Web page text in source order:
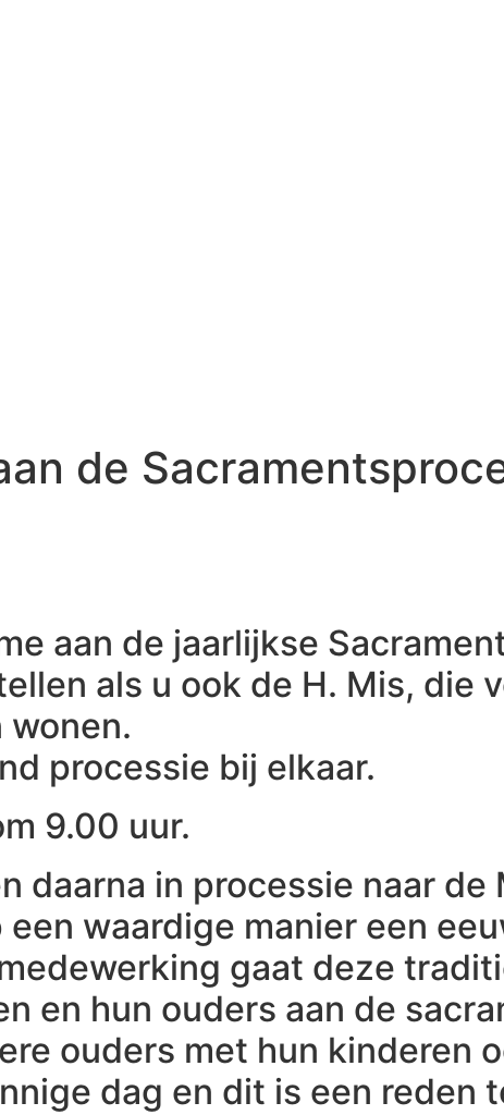
de
aan de jaarlijkse
als u ook de H. Mis, die
processie bij elkaar.
9.00 uur.
daarna in processie naar de
waardige manier een
gaat deze
en hun ouders aan de
ouders met hun kinderen
dag en dit is een reden